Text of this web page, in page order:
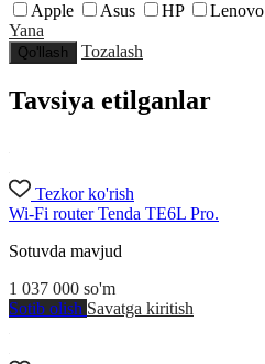
Apple
Asus HP Lenovo
Yana
Qo'llash Tozalash
Tavsiya etilganlar
Tezkor ko'rish
Wi-Fi router Tenda TE6L Pro.
Sotuvda mavjud
1 037 000 so'm
Sotib olish Savatga kiritish